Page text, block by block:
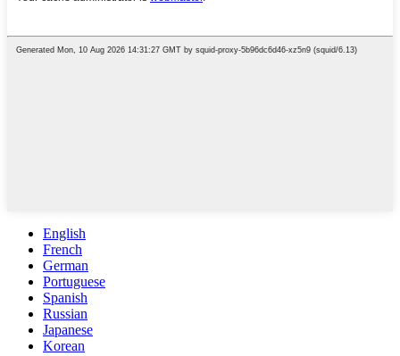
English
French
German
Portuguese
Spanish
Russian
Japanese
Korean